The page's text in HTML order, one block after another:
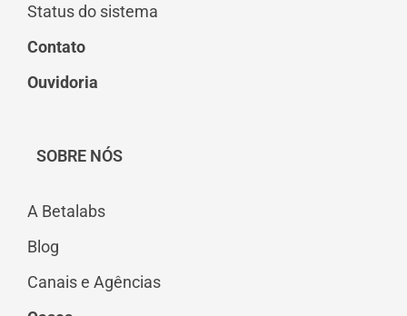
Status do sistema
Contato
Ouvidoria
SOBRE NÓS
A Betalabs
Blog
Canais e Agências